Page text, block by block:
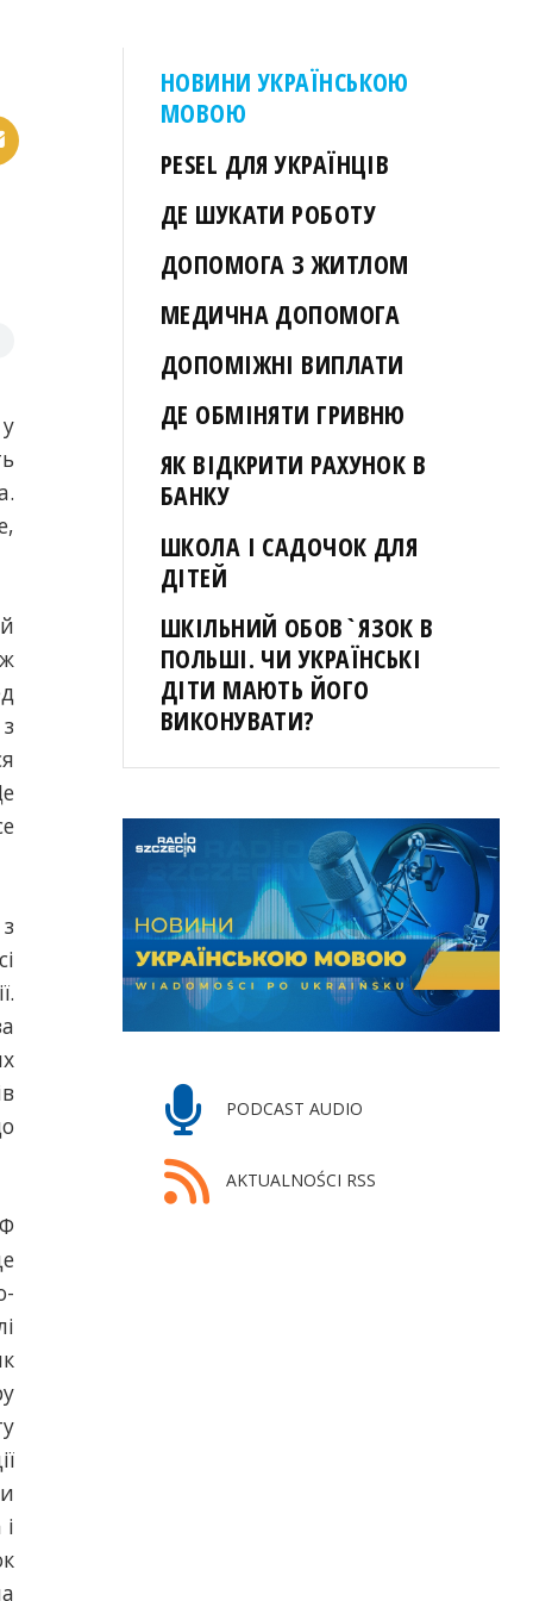
НОВИНИ УКРАЇНСЬКОЮ
МОВОЮ
PESEL ДЛЯ УКРАЇНЦІВ
ДЕ ШУКАТИ РОБОТУ
ДОПОМОГА З ЖИТЛОМ
МЕДИЧНА ДОПОМОГА
ДОПОМІЖНІ ВИПЛАТИ
ДЕ ОБМІНЯТИ ГРИВНЮ
ЯК ВІДКРИТИ РАХУНОК В
БАНКУ
ШКОЛА І САДОЧОК ДЛЯ
ДІТЕЙ
ШКІЛЬНИЙ ОБОВ`ЯЗОК В
ПОЛЬШІ. ЧИ УКРАЇНСЬКІ
ДІТИ МАЮТЬ ЙОГО
ВИКОНУВАТИ?
PODCAST AUDIO
AKTUALNOŚCI RSS